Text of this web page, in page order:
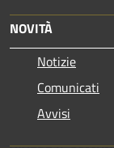
NOVITÀ
Notizie
Comunicati
Avvisi